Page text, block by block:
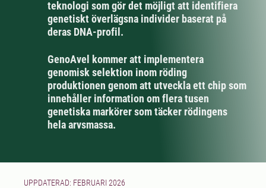
teknologi som gör det möjligt att identifiera
genetiskt överlägsna individer baserat på
deras DNA-profil.
GenoAvel kommer att implementera
genomisk selektion inom röding
produktionen genom att utveckla ett chip som
innehåller information om flera tusen
genetiska markörer som täcker rödingens
hela arvsmassa.
UPPDATERAD: FEBRUARI 2026